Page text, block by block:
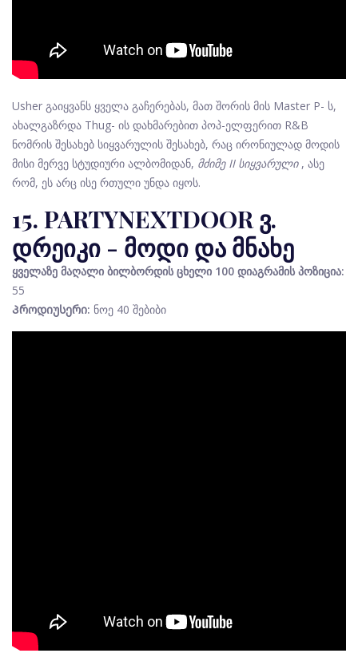
Usher გაიყვანს ყველა გაჩერებას, მათ შორის მის Master P- ს,
ახალგაზრდა Thug- ის დახმარებით პოპ-ელფერით R&B
ნომრის შესახებ სიყვარულის შესახებ, რაც ირონიულად მოდის
მისი მერვე სტუდიური ალბომიდან, მძიმე II სიყვარული, ასე
რომ, ეს არც ისე რთული უნდა იყოს.
15. PARTYNEXTDOOR ვ.
დრეიკი - მოდი და მნახე
ყველაზე მაღალი ბილბორდის ცხელი 100 დიაგრამის პოზიცია:
55
Პროდიუსერი: ნოე 40 შებიბი